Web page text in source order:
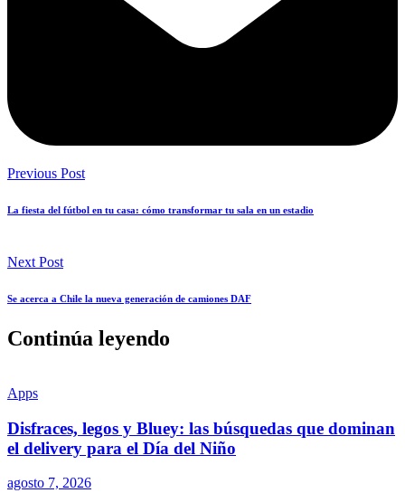
Previous Post
La fiesta del fútbol en tu casa: cómo transformar tu sala en un estadio
Next Post
Se acerca a Chile la nueva generación de camiones DAF
Continúa leyendo
Apps
Disfraces, legos y Bluey: las búsquedas que dominan
el delivery para el Día del Niño
agosto 7, 2026